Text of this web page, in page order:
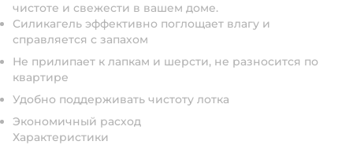
чистоте и свежести в вашем доме.
Силикагель эффективно поглощает влагу и
справляется с запахом
Не прилипает к лапкам и шерсти, не разносится по
квартире
Удобно поддерживать чистоту лотка
Экономичный расход
Характеристики